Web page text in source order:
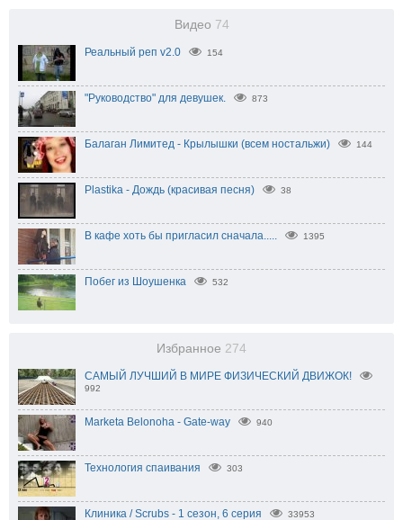
Видео 74
Реальный реп v2.0 154
"Руководство" для девушек. 873
Балаган Лимитед - Крылышки (всем ностальжи) 144
Plastika - Дождь (красивая песня) 38
В кафе хоть бы пригласил сначала..... 1395
Побег из Шоушенка 532
Избранное 274
САМЫЙ ЛУЧШИЙ В МИРЕ ФИЗИЧЕСКИЙ ДВИЖОК!
992
Marketa Belonoha - Gate-way 940
Технология спаивания 303
Клиника / Scrubs - 1 сезон, 6 серия 33953